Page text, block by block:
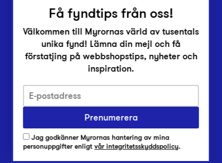
Integritetsskyddspolicy
Har du frågor om onlineköp, leverans eller retur?
Har du frågor om vår verksamhet?
Vanliga frågor om Myrorna
Få fyndtips från oss!
Välkommen till Myrornas värld av tusentals
unika fynd! Lämna din mejl och få
förstatjing på webbshopstips, nyheter och
inspiration.
Prenumerera
Jag godkänner Myrornas hantering av mina
personuppgifter enligtvår integritetsskyddspolicy.